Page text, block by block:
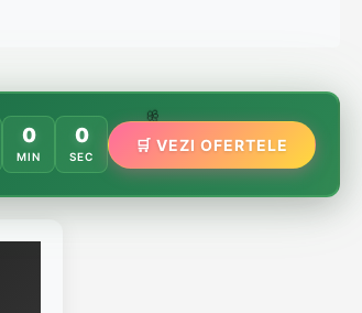
🌸
🏵️
0
MIN
0
SEC
🛒 VEZI OFERTELE